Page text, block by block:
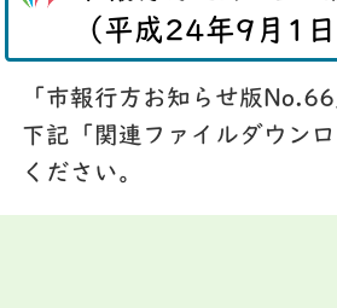
（平成24年9月1日
「市報行方お知らせ版No.66
下記「関連ファイルダウン
ください。